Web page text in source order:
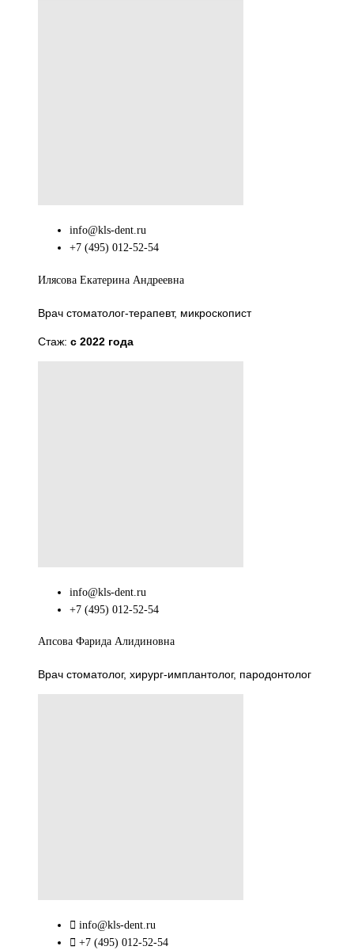
info@kls-dent.ru
+7 (495) 012-52-54
Илясова Екатерина Андреевна
Врач стоматолог-терапевт, микроскопист
Стаж: с 2022 года
info@kls-dent.ru
+7 (495) 012-52-54
Апсова Фарида Алидиновна
Врач стоматолог, хирург-имплантолог, пародонтолог
info@kls-dent.ru
+7 (495) 012-52-54